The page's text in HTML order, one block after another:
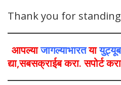
Thank you for
आपल्याजागल्याभारतया
द्या,सबसक्राईब करा. सपोर्ट